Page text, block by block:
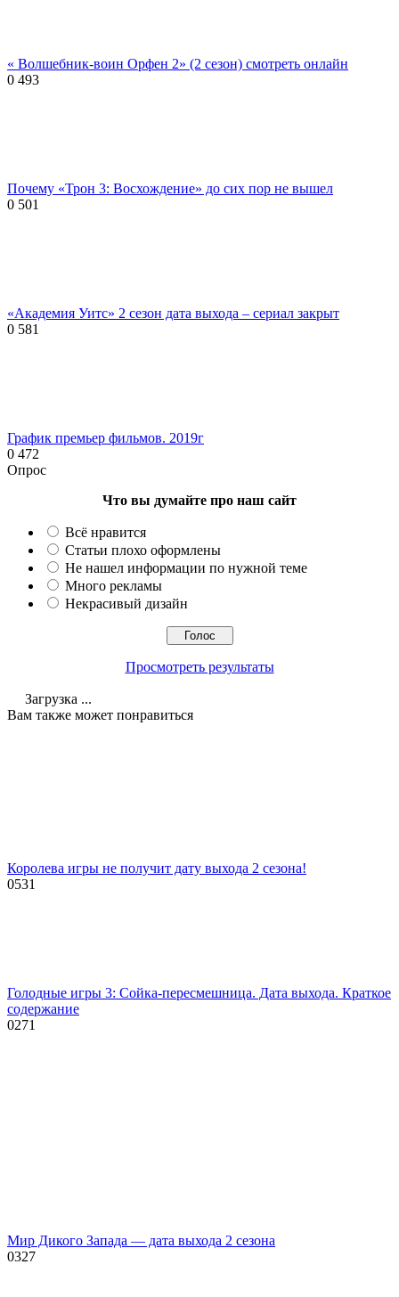
« Волшебник-воин Орфен 2» (2 сезон) смотреть онлайн
0 493
Почему «Трон 3: Восхождение» до сих пор не вышел
0 501
«Академия Уитс» 2 сезон дата выхода – сериал закрыт
0 581
График премьер фильмов. 2019г
0 472
Опрос
Что вы думайте про наш сайт
Всё нравится
Статьи плохо оформлены
Не нашел информации по нужной теме
Много рекламы
Некрасивый дизайн
Просмотреть результаты
Загрузка ...
Вам также может понравиться
Королева игры не получит дату выхода 2 сезона!
0531
Голодные игры 3: Сойка-пересмешница. Дата выхода. Краткое
содержание
0271
Мир Дикого Запада — дата выхода 2 сезона
0327